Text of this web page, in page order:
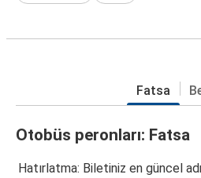
Fatsa
Otobüs peronları: Fatsa
Hatırlatma: Biletiniz en güncel